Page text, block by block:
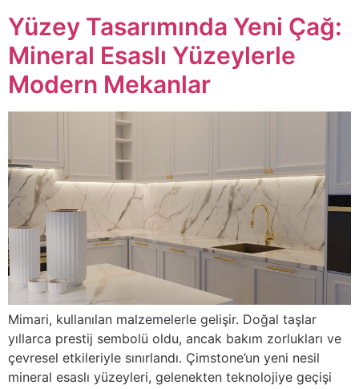
Yüzey Tasarımında Yeni Çağ:
Mineral Esaslı Yüzeylerle
Modern Mekanlar
Mimari, kullanılan malzemelerle gelişir. Doğal taşlar
yıllarca prestij sembolü oldu, ancak bakım zorlukları ve
çevresel etkileriyle sınırlandı. Çimstone’un yeni nesil
mineral esaslı yüzeyleri, gelenekten teknolojiye geçişi